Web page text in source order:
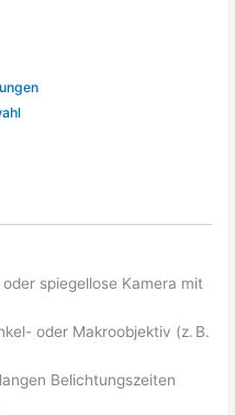
spiegellose Kamera mit
oder Makroobjektiv (z. B.
Belichtungszeiten